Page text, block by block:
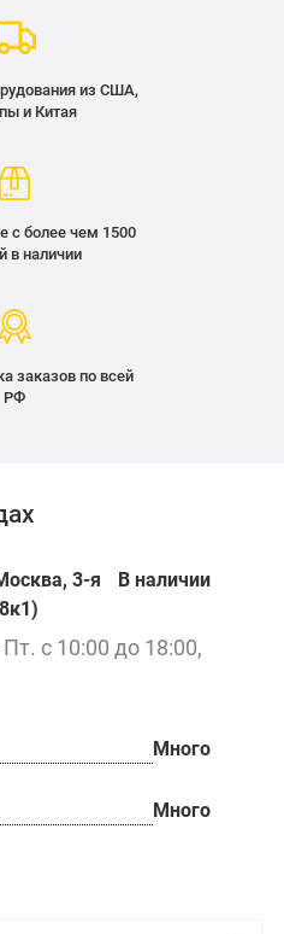
из США,
и Китая
с более чем 1500
в наличии
заказов по всей
РФ
3-я
В наличии
с 10:00 до 18:00,
Много
Много